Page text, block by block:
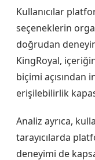
Kullanıcılar
seçeneklerin
doğrudan
KingRoyal,
biçimi
erişilebilirlik
Analiz ayrıca,
tarayıcılarda
deneyimi de